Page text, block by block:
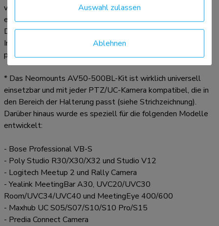
vier Positionen (200/400/600/800) verstellbar ist. Das Kit
eignet sich für VESA-orientierte Wand-, Boden-, Tisch- und
Deckenhalterungen. Trotz seiner Vielseitigkeit ist die
Installation dank der Ausrichtungshilfe mit Lineal einfach und
präzise.
* Das Neomounts AV50-500BL-Kit ist wirklich universell
einsetzbar und mit jeder PTZ/UC-Kamera kompatibel, die in
den Bereich der Halterung passt (siehe Strichzeichnung).
Darüber hinaus wurde es speziell für die folgenden Modelle
entwickelt:
- Bose Professional VB-S
- Poly Studio R30/X30/X32 und Studio V12
- Logitech Meetup 2 und Rally Camera
- Yealink MeetingBar A30, UVC20/UVC30
Room/UVC34/UVC40 und MeetingEye 400/600
- Maxhub UC S05/S07/S10/S10 Pro/S15
- Predia Connect Camera
Ablehnen
Auswahl zulassen